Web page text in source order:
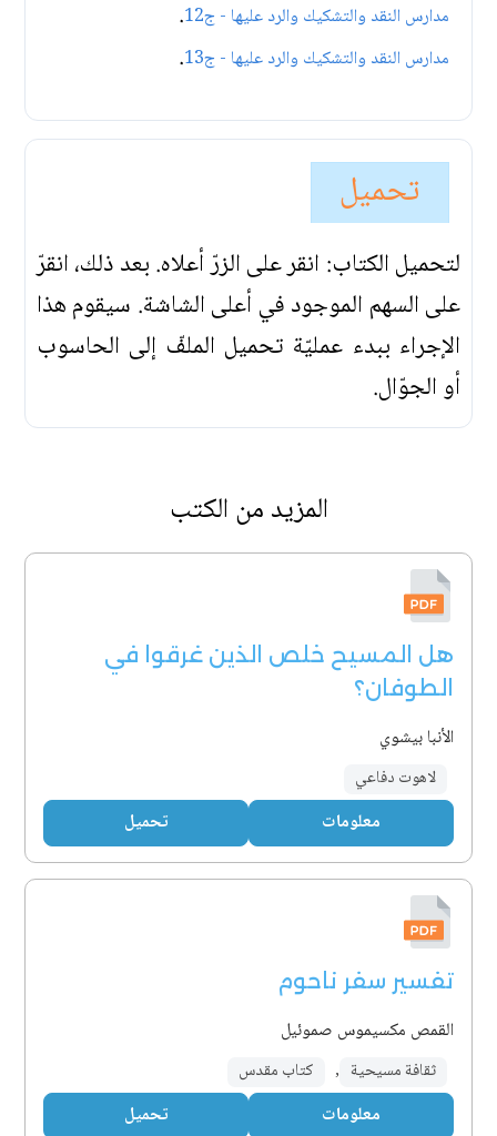
مدارس النقد والتشكيك والرد عليها - ج12 .
مدارس النقد والتشكيك والرد عليها - ج13 .
تحميل
لتحميل الكتاب: انقر على الزرّ أعلاه. بعد ذلك، انقرّ
على السهم الموجود في أعلى الشاشة. سيقوم هذا
الإجراء ببدء عمليّة تحميل الملفّ إلى الحاسوب
أو الجوّال.
المزيد من الكتب
هل المسيح خلص الذين غرقوا في
الطوفان؟
الأنبا بيشوي
لاهوت دفاعي
معلومات تحميل
تفسير سفر ناحوم
القمص مكسيموس صموئيل
ثقافة مسيحية , كتاب مقدس
معلومات تحميل